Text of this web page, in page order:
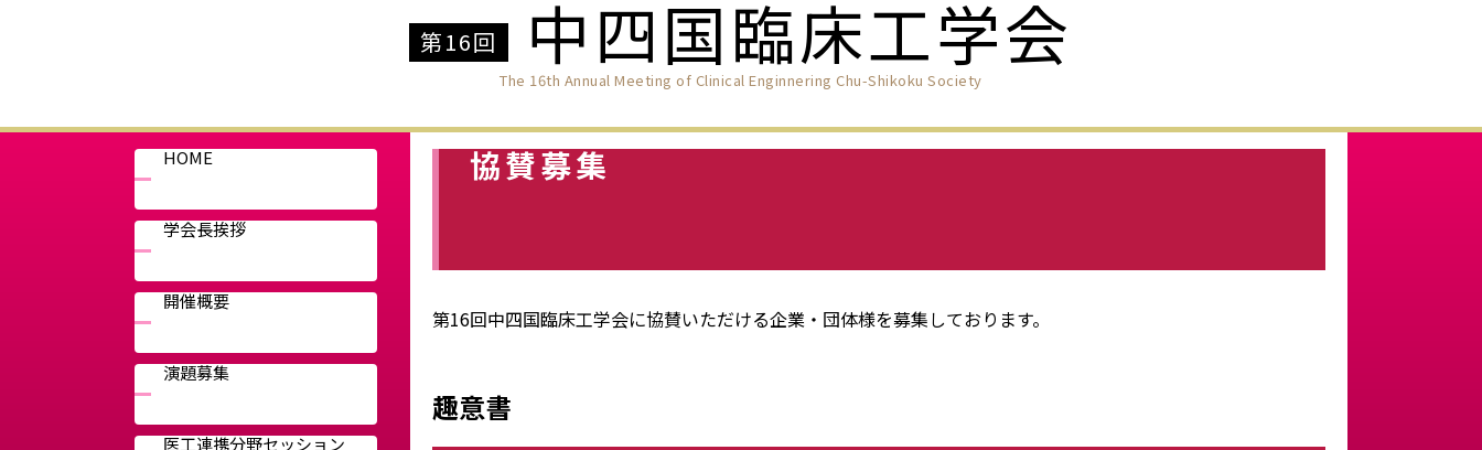
第16回 中四国臨床工学会
The 16th Annual Meeting of Clinical Enginnering Chu-Shikoku Society
HOME
学会長挨拶
開催概要
演題募集
医工連携分野セッション
協賛募集
第16回中四国臨床工学会に協賛いただける企業・団体様を募集しております。
趣意書